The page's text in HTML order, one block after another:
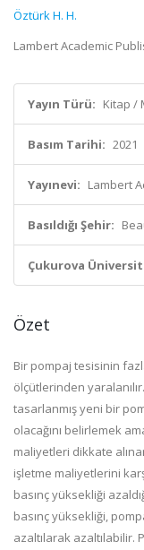
Öztürk H. H.
Lambert Academic
Yayın Türü: Kitap /
Basım Tarihi: 2021
Yayınevi: Lambert
Basıldığı Şehir:
Çukurova
Özet
Bir pompaj tesisinin
ölçütlerinden
tasarlanmış yeni bir
olacağını belirlemek
maliyetleri dikkate
işletme maliyetlerini
basınç yüksekliği
basınç yüksekliği,
azaltılarak azaltılabilir.